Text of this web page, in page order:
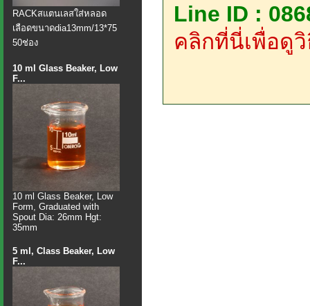
​RACKสแตนเลสใส่หลอด
เลือดขนาดdia13mm/13*75
50ช่อง
10 ml Glass Beaker, Low
F...
10 ml Glass Beaker, Low
Form, Graduated with
Spout Dia: 26mm Hgt:
35mm
5 ml, Class Beaker, Low
F...
Line ID :
คลิกที่นี่เพื่อดูวิ